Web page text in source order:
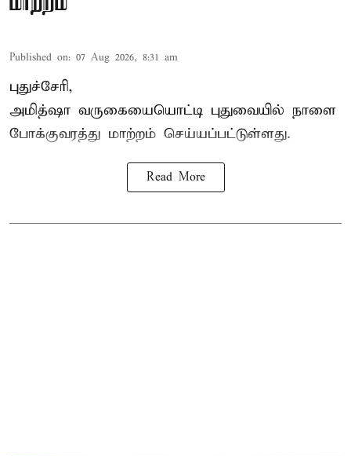
Published on: 07 Aug 2026, 8:31 am
புதுச்சேரி,
அமித்ஷா வருகையையொட்டி புதுவையில் நாளை
போக்குவரத்து மாற்றம் செய்யப்பட்டுள்ளது.
Read More